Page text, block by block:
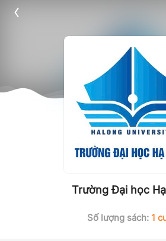
Trường Đại học
Số lượng sách: 1